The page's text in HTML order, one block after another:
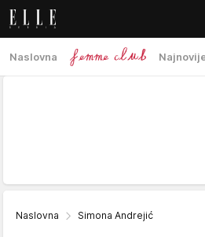
Naslovna
Naslovna Simona Andrejić